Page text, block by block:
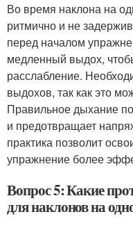
Во время наклона на
ритмично и не
перед началом
медленный выдох,
расслабление.
выдохов, так как это
Правильное дыхание
и предотвращает
практика позволит
упражнение более
Вопрос 5: Какие
для наклонов на